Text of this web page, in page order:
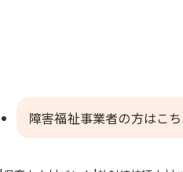
障害福祉事業者の方はこ